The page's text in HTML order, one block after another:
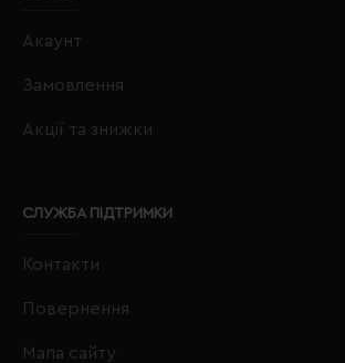
Акаунт
Замовлення
Акції та знижки
СЛУЖБА ПІДТРИМКИ
Контакти
Повернення
Мапа сайту